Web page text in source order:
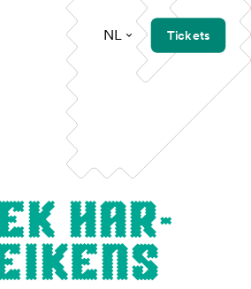
van Dam
NL Tickets
Har­